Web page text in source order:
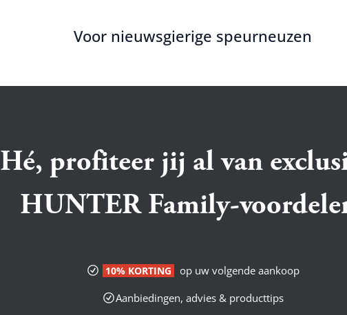
Voor nieuwsgierige speurneuzen
Hé, profiteer jij al van
HUNTER Family-
10% KORTING
op uw volgende aankoop
Aanbiedingen, advies & producttips